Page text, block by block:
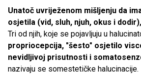
Unatoč uvriježenom mišljenju da
osjetila (vid, sluh, njuh, okus i
Tri od njih, koje se pojavljuju u
propriocepcija, "šesto" osjetilo
nevidljivoj prisutnosti i
nazivaju se somestetičke halucinacije.